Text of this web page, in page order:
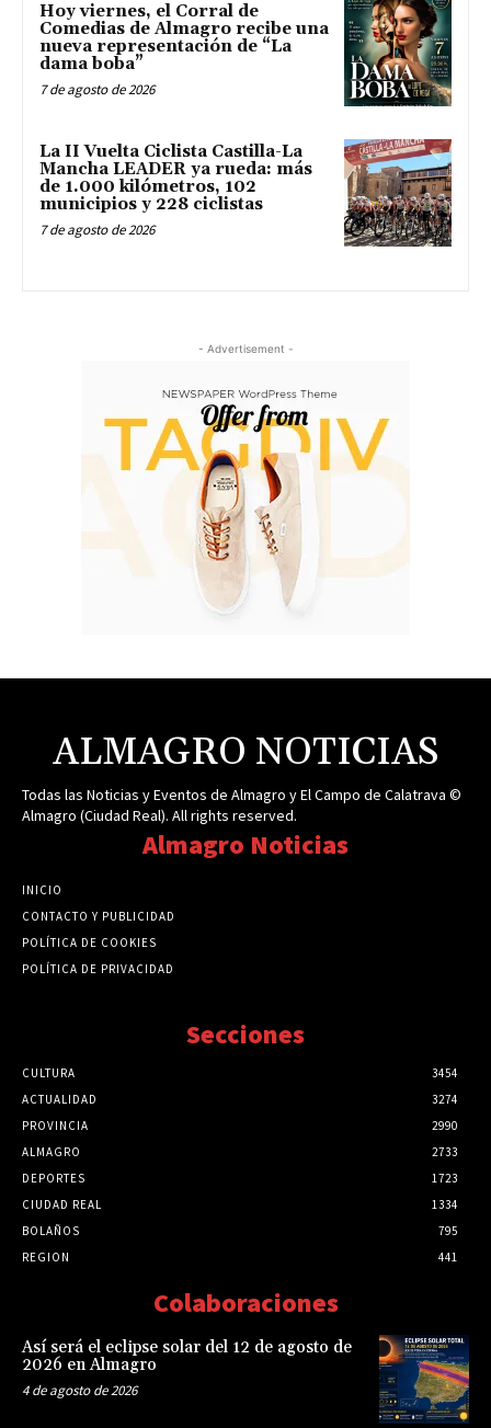
Hoy viernes, el Corral de
Comedias de Almagro recibe una
nueva representación de “La
dama boba”
7 de agosto de 2026
La II Vuelta Ciclista Castilla-La
Mancha LEADER ya rueda: más
de 1.000 kilómetros, 102
municipios y 228 ciclistas
7 de agosto de 2026
- Advertisement -
ALMAGRO NOTICIAS
Todas las Noticias y Eventos de Almagro y El Campo de Calatrava ©
Almagro (Ciudad Real). All rights reserved.
Almagro Noticias
INICIO
CONTACTO Y PUBLICIDAD
POLÍTICA DE COOKIES
POLÍTICA DE PRIVACIDAD
Secciones
CULTURA
3454
ACTUALIDAD
3274
PROVINCIA
2990
ALMAGRO
2733
DEPORTES
1723
CIUDAD REAL
1334
BOLAÑOS
795
REGION
441
Colaboraciones
Así será el eclipse solar del 12 de agosto de
2026 en Almagro
4 de agosto de 2026